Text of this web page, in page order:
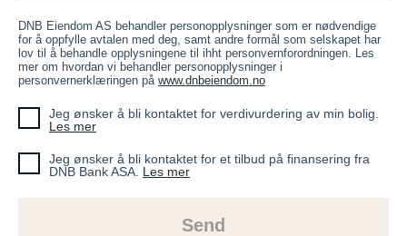
DNB Eiendom AS behandler personopplysninger som er nødvendige
for å oppfylle avtalen med deg, samt andre formål som selskapet har
lov til å behandle opplysningene til ihht personvernforordningen. Les
mer om hvordan vi behandler personopplysninger i
personvernerklæringen på www.dnbeiendom.no
Jeg ønsker å bli kontaktet for verdivurdering av min bolig.
Les mer
Jeg ønsker å bli kontaktet for et tilbud på finansering fra
DNB Bank ASA. Les mer
Send